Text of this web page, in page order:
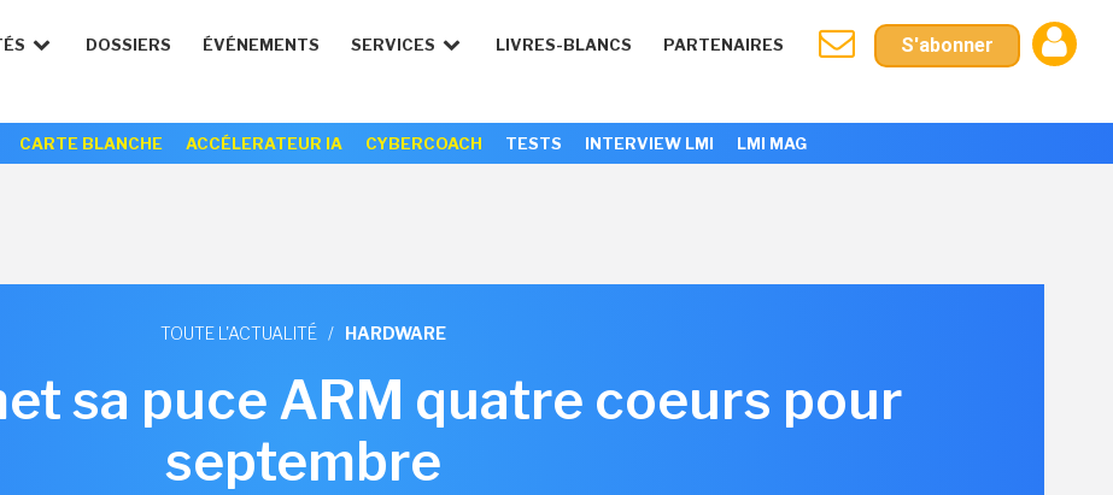
DOSSIERS ÉVÉNEMENTS SERVICES LIVRES-BLANCS PARTENAIRES S'abonner
CARTE BLANCHE ACCÉLERATEUR IA CYBERCOACH TESTS INTERVIEW LMI LMI MAG
TOUTE L'ACTUALITÉ / HARDWARE
sa puce ARM quatre coeurs pour
septembre